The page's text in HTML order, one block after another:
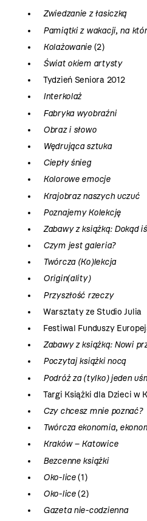
Zwiedzanie z łasiczką
Pamiątki z wakacji, na
Kolażowanie(2)
Świat okiem artysty
Tydzień Seniora 2012
Interkolaż
Fabryka wyobraźni
Obraz i słowo
Wędrująca sztuka
Ciepły śnieg
Kolorowe emocje
Krajobraz naszych uczuć
Poznajemy Kolekcję
Zabawy z książką: Dokąd
Czym jest galeria?
Twórcza (Ko)lekcja
Origin(ality)
Przyszłość rzeczy
Warsztaty ze Studio Julia
Festiwal Funduszy
Zabawy z książką: Nowi
Poczytaj książki nocą
Podróż za (tylko) jeden
Targi Książki dla Dzieci w
Czy chcesz mnie poznać?
Twórcza ekonomia,
Kraków – Katowice
Bezcenne książki
Oko-lice(1)
Oko-lice(2)
Gazeta nie-codzienna